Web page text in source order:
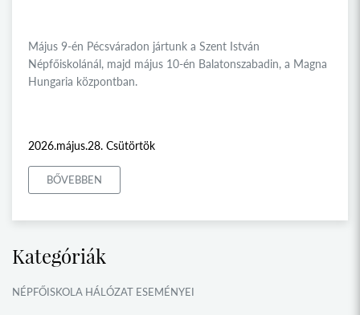
Május 9-én Pécsváradon jártunk a Szent István
Népfőiskolánál, majd május 10-én Balatonszabadin, a Magna
Hungaria központban.
2026.május.28. Csütörtök
BŐVEBBEN
Kategóriák
NÉPFŐISKOLA HÁLÓZAT ESEMÉNYEI